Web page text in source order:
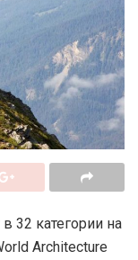
32 категории на
Architecture